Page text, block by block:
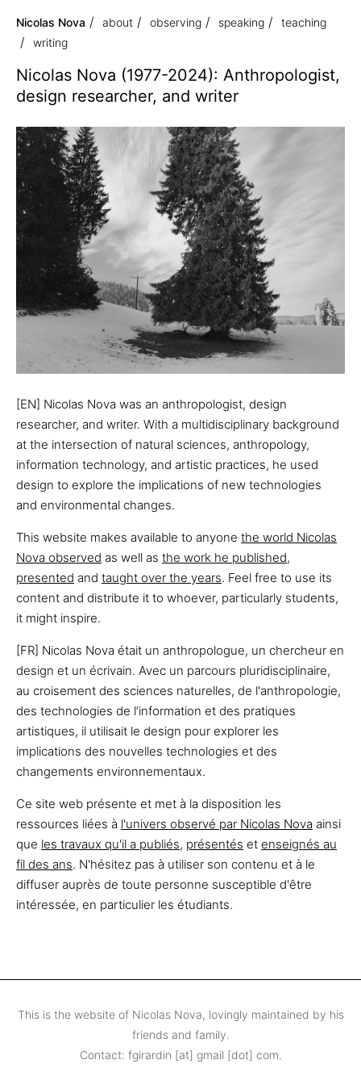
Nicolas Nova about observing speaking
teaching
writing
Nicolas Nova (1977-2024): Anthropologist,
design researcher, and writer
[EN] Nicolas Nova was an anthropologist, design
researcher, and writer. With a multidisciplinary background
at the intersection of natural sciences, anthropology,
information technology, and artistic practices, he used
design to explore the implications of new technologies
and environmental changes.
This website makes available to anyone the world Nicolas
Nova observed as well as the work he published,
presented and taught over the years. Feel free to use its
content and distribute it to whoever, particularly students,
it might inspire.
[FR] Nicolas Nova était un anthropologue, un chercheur en
design et un écrivain. Avec un parcours pluridisciplinaire,
au croisement des sciences naturelles, de l'anthropologie,
des technologies de l’information et des pratiques
artistiques, il utilisait le design pour explorer les
implications des nouvelles technologies et des
changements environnementaux.
Ce site web présente et met à la disposition les
ressources liées à l'univers observé par Nicolas Nova ainsi
que les travaux qu'il a publiés, présentés et enseignés au
fil des ans. N'hésitez pas à utiliser son contenu et à le
diffuser auprès de toute personne susceptible d'être
intéressée, en particulier les étudiants.
This is the website of Nicolas Nova, lovingly maintained by his
friends and family.
Contact: fgirardin [at] gmail [dot] com.